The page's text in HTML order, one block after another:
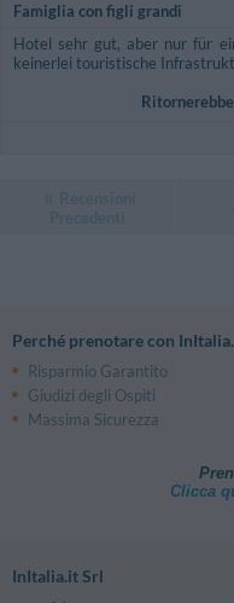
Famiglia con figli grandi
Hotel sehr gut, aber nur für
keinerlei touristische
Perché prenotare con
Risparmio Garantito
Giudizi degli Ospiti
Massima Sicurezza
Clicca
InItalia.it Srl